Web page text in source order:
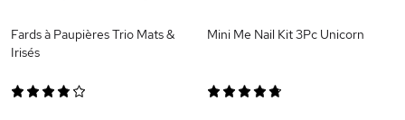
Fards à Paupières Trio Mats &
Irisés
Mini Me Nail Kit 3Pc Unicorn